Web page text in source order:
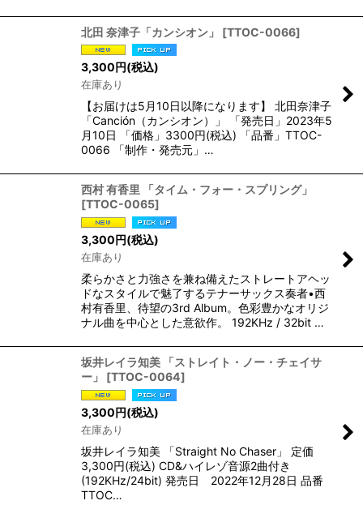
北田 奈津子「カンシオン」 [TTOC-0066]
3,300円(税込)
在庫あり
【お届けは5月10日以降になります】 北田奈津子
「Canción（カンシオン）」 「発売日」2023年5
月10日 「価格」3300円(税込) 「品番」TTOC-
0066 「制作・発売元」…
西村 有香里 「タイム・フォー・スプリング」
[TTOC-0065]
3,300円(税込)
在庫あり
柔らかさと力強さを兼ね備えたストレートアヘッ
ドなスタイルで魅了するテナーサックス奏者•西
村有香里、待望の3rd Album。色彩豊かなオリジ
ナル曲を中心とした意欲作。 192KHz / 32bit …
坂井レイラ知美 「ストレイト・ノー・チェイサ
ー」
[TTOC-0064]
3,300円(税込)
在庫あり
坂井レイラ知美 「Straight No Chaser」 定価
3,300円(税込) CD&ハイレゾ音源2曲付き
(192KHz/24bit) 発売日 2022年12月28日 品番
TTOC…